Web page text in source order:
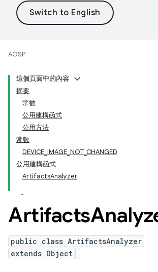
AOSP
這個頁面中的內容
摘要
常數
公用建構函式
公用方法
常數
DEVICE_IMAGE_NOT_CHANGED
公用建構函式
ArtifactsAnalyzer
Artifacts
public class ArtifactsAnalyzer
extends Object